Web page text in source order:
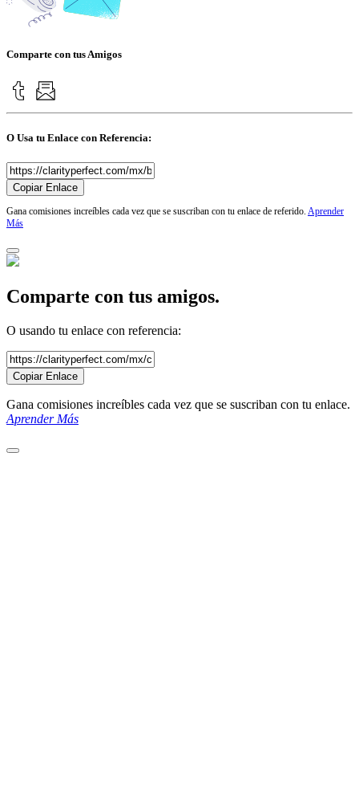
Comparte con tus Amigos
O Usa tu Enlace con Referencia:
Copiar Enlace
Gana comisiones increíbles cada vez que se suscriban con tu enlace de referido. Aprender
Más
Comparte con tus amigos.
O usando tu enlace con referencia:
Copiar Enlace
Gana comisiones increíbles cada vez que se suscriban con tu enlace.
Aprender Más